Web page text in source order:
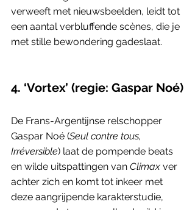
verweeft met nieuwsbeelden, leidt tot
een aantal verbluffende scènes, die je
met stille bewondering gadeslaat.
4. ‘Vortex’ (regie: Gaspar Noé)
​​De Frans-Argentijnse relschopper
Gaspar Noé (Seul contre tous,
Irréversible) laat de pompende beats
en wilde uitspattingen van Climax ver
achter zich en komt tot inkeer met
deze aangrijpende karakterstudie,